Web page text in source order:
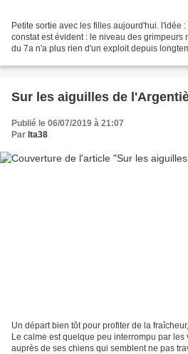
Petite sortie avec les filles aujourd'hui. l'idée
constat est évident : le niveau des grimpeurs
du 7a n'a plus rien d'un exploit depuis
Sur les aiguilles de
Publié le 06/07/2019 à 21:07
Par lta38
Un départ bien tôt pour profiter de la
Le calme est quelque peu interrompu par
auprès de ses chiens qui semblent ne pas